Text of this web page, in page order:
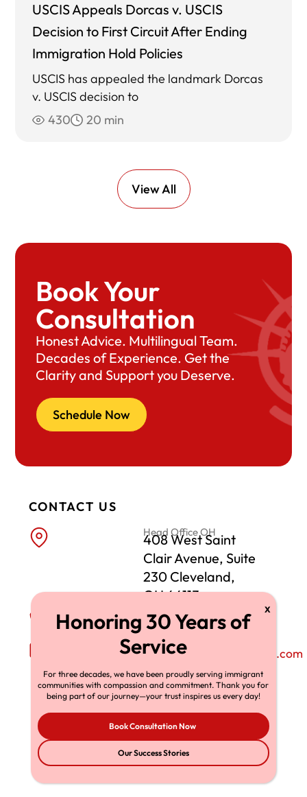
USCIS Appeals Dorcas v. USCIS
Decision to First Circuit After Ending
Immigration Hold Policies
USCIS has appealed the landmark Dorcas
v. USCIS decision to
430
20 min
View All
Book Your
Consultation
Honest Advice. Multilingual Team.
Decades of Experience. Get the
Clarity and Support you Deserve.
Schedule Now
CONTACT US
Head Office OH
408 West Saint
Clair Avenue, Suite
230 Cleveland,
OH 44113
Phone Number
+1-216-696-6170
Email Address
richardtmherman@gmail.com
For three decades, we have been proudly serving immigrant
communities with compassion and commitment. Thank you for
being part of our journey—your trust inspires us every day!
Book Consultation Now
Our Success Stories